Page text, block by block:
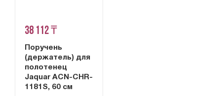
38 112 ₸
Поручень
(держатель) для
полотенец
Jaquar ACN-CHR-
1181S, 60 см